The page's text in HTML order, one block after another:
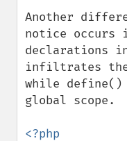
Another
notice occurs
declarations
infiltrates the
while
global scope.
<?php